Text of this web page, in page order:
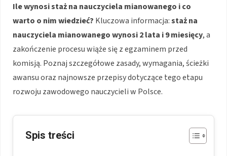
Ile wynosi staż na nauczyciela mianowanego i co
warto o nim wiedzieć? Kluczowa informacja:staż na
nauczyciela mianowanego wynosi 2 lata i 9 miesięcy, a
zakończenie procesu wiąże się z egzaminem przed
komisją. Poznaj szczegółowe zasady, wymagania, ścieżki
awansu oraz najnowsze przepisy dotyczące tego etapu
rozwoju zawodowego nauczycieli w Polsce.
Spis treści